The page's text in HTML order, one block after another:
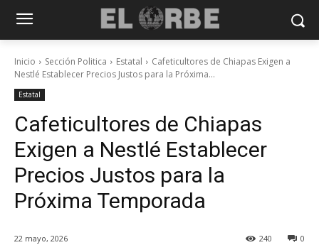
Inicio Sección Politica Estatal
Cafeticultores de Chiapas Exigen a
Nestlé Establecer Precios Justos para la Próxima...
Estatal
Cafeticultores de Chiapas
Exigen a Nestlé Establecer
Precios Justos para la
Próxima Temporada
22 mayo, 2026 0
240